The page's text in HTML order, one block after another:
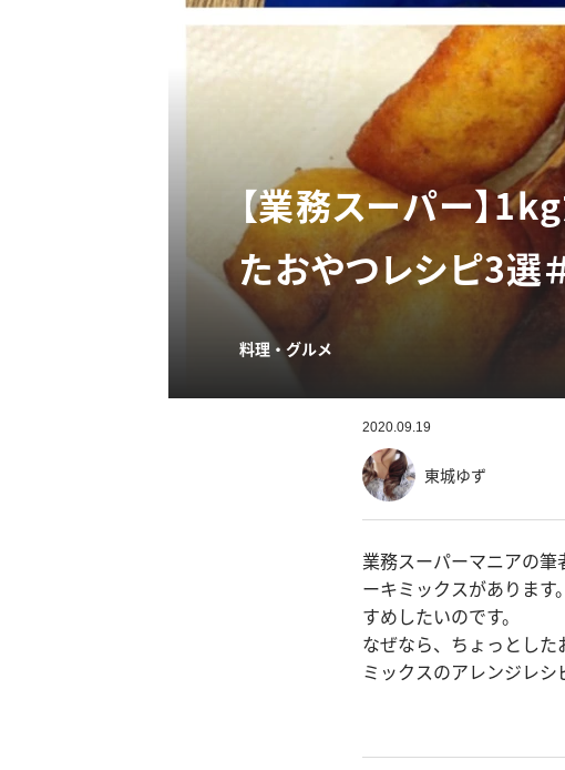
【業務スーパー】
たおやつレシピ3選
料理・グルメ
2020.09.19
東城ゆず
業務スーパーマニアの
ーキミックスがありま
すめしたいのです。
なぜなら、ちょっとし
ミックスのアレンジレシ